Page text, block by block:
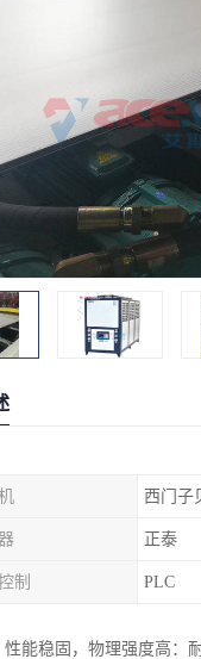
西门子
正泰
制 PLC
性能稳固，物理强度高：